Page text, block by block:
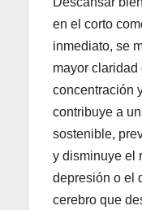
en el corto
inmediato, se
mayor
concentración
contribuye a
sostenible,
y disminuye el
depresión o el
cerebro que